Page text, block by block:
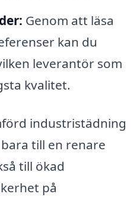
Genom att läsa
kan du
leverantör som
kvalitet.
industristädning
till en renare
till ökad
på